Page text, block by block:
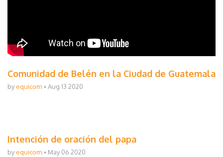
Comunidad de Belén en la Ciudad de Guatemala
byequicom Aug 13 2020
Intención de oración del papa
byequicom May 06 2020